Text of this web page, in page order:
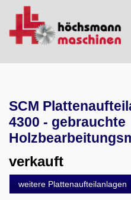
Maschinenankauf
Shop
Videos
Service
SCM
4300 - gebrauchte
verkauft
weitere Plattenaufteilanlagen